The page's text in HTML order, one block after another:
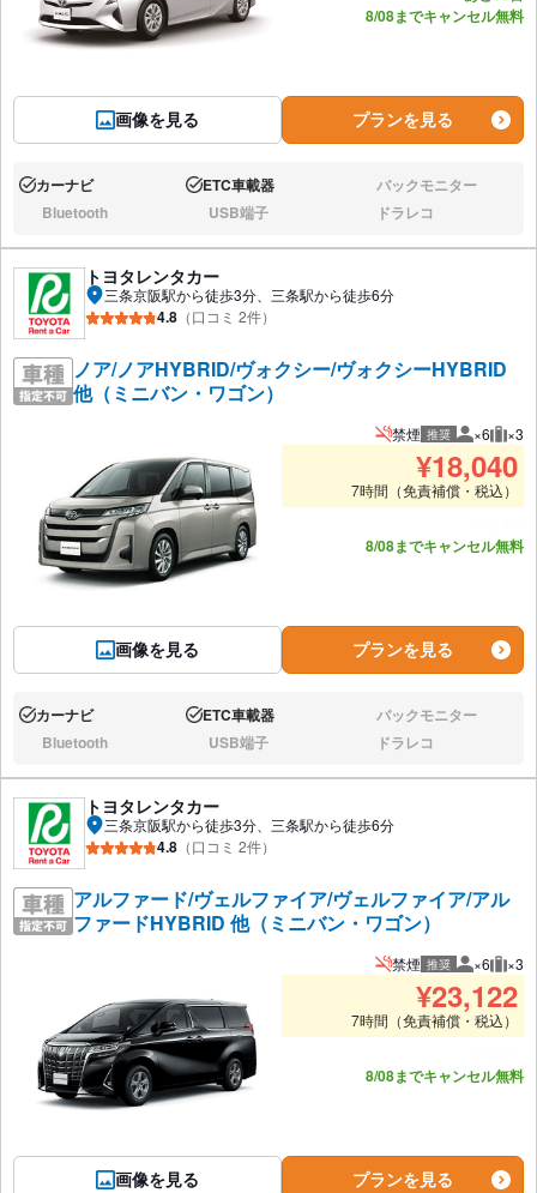
画像を見る
8/08までキャンセル無料
プランを見る
あり:カーナビ あり:ETC車載器 なし:バックモニター
なし:Bluetooth なし:USB端子 なし:ドラレコ
トヨタレンタカー
三条京阪駅から徒歩3分、三条駅から徒歩6分
4.8 （口コミ 2件）
ノア/ノアHYBRID/ヴォクシー/ヴォクシーHYBRID
他（ミニバン・ワゴン）
画像を見る
禁煙 推奨 推奨人数
×6 推
×3
¥18,040
7時間（免責補償・税込）
8/08までキャンセル無料
プランを見る
あり:カーナビ あり:ETC車載器 なし:バックモニター
なし:Bluetooth なし:USB端子 なし:ドラレコ
トヨタレンタカー
三条京阪駅から徒歩3分、三条駅から徒歩6分
4.8 （口コミ 2件）
アルファード/ヴェルファイア/ヴェルファイア/アル
ファードHYBRID 他（ミニバン・ワゴン）
画像を見る
禁煙 推奨 推奨人数
×6 推
×3
¥23,122
7時間（免責補償・税込）
8/08までキャンセル無料
プランを見る